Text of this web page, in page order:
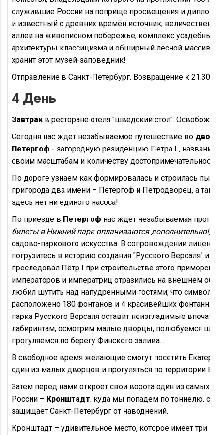
служившие России на поприще просвещения и
и известный с древних времён источник,
аллеи на живописном побережье, комплекс
архитектуры классицизма и обширный лесной массив
хранит этот музей-заповедник!
Отправление в Санкт-Петербург. Возвращение к 21.30.
4 День
Завтрак в ресторане отеля "шведский стол".
Сегодня нас ждет незабываемое путешествие во
Петергоф - загородную резиденцию Петра I ,
своим масштабам и количеству
По дороге узнаем как формировалась и строилась
пригорода два имени – Петергоф и Петродворец, а
здесь нет ни единого насоса!
По приезде в Петергоф нас ждет незабываемая
билеты в Нижний парк оплачиваются дополнительно!)
садово-паркового искусства. В сопровождении
погрузитесь в историю создания "Русского Версаля" и
преследовал Пётр I при строительстве этого
императоров и императриц отразились на внешнем
любил шутить над напудренными гостями; что
расположено 180 фонтанов и 4 красивейших фонтанных
парка Русского Версаля оставит неизгладимые
лабиринтам, осмотрим малые дворцы, полюбуемся
прогуляемся по берегу Финского залива...
В свободное время желающие смогут посетить
один из малых дворцов и прогуляться по территории
Затем перед нами откроет свои ворота один из самых
России – Кронштадт, куда мы попадем по тоннелю,
защищает Санкт-Петербург от наводнений.
Кронштадт – удивительное место, которое имеет три